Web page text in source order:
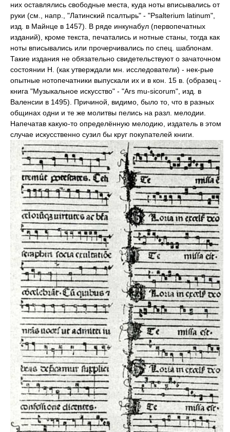
них оставлялись свободные места, куда ноты вписывались от
руки (см., напр., "Латинский псалтырь" - "Psalterium latinum",
изд. в Майнце в 1457). В ряде инкунабул (первопечатных
изданий), кроме текста, печатались и нотные станы, тогда как
ноты вписывались или прочерчивались по спец. шаблонам.
Такие издания не обязательно свидетельствуют о зачаточном
состоянии Н. (как утверждали мн. исследователи) - нек-рые
опытные нотопечатники выпускали их и в кон. 15 в. (образец -
книга "Музыкальное искусство" - "Ars mu-sicorum", изд. в
Валенсии в 1495). Причиной, видимо, было то, что в разных
общинах одни и те же молитвы пелись на разл. мелодии.
Напечатав какую-то определённую мелодию, издатель в этом
случае искусственно сузил бы круг покупателей книги.